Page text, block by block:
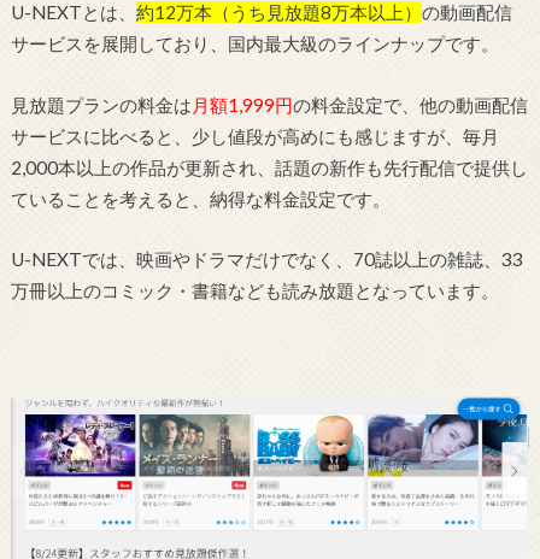
U-NEXTとは、 約12万本（うち見放題8万本以上） の動画配信
サービスを展開しており、国内最大級のラインナップです。
見放題プランの料金は 月額1,999円の料金設定で、他の動画配信
サービスに比べると、少し値段が高めにも感じますが、毎月
2,000本以上の作品が更新され、話題の新作も先行配信で提供し
ていることを考えると、納得な料金設定です。
U-NEXTでは、映画やドラマだけでなく、70誌以上の雑誌、33
万冊以上のコミック・書籍なども読み放題となっています。